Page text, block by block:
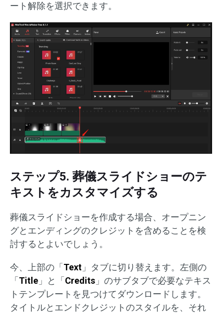
ート解除を選択できます。
ステップ5. 葬儀スライドショーのテ
キストをカスタマイズする
葬儀スライドショーを作成する場合、オープニン
グとエンディングのクレジットを含めることを検
討するとよいでしょう。
今、上部の「Text 」タブに切り替えます。左側の
「Title 」と「Credits 」のサブタブで必要なテキス
トテンプレートを見つけてダウンロードします。
タイトルとエンドクレジットのスタイルを、それ